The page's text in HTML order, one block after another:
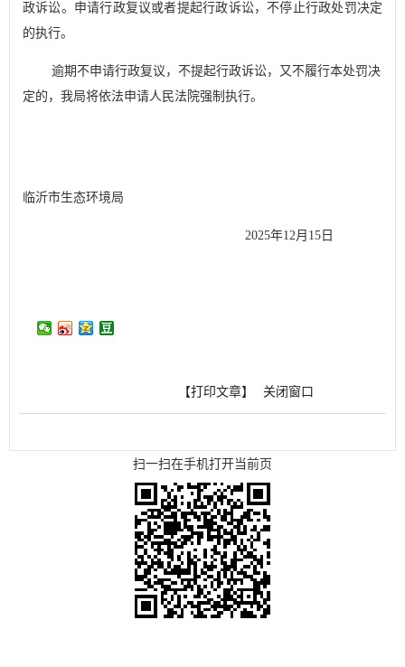
政诉讼。申请行政复议或者提起行政诉讼，不停止行政处罚决定
的执行。
逾期不申请行政复议，不提起行政诉讼，又不履行本处罚决
定的，我局将依法申请人民法院强制执行。
临沂市生态环境局
2025年12月 15 日
【打印文章】 关闭窗口
扫一扫在手机打开当前页